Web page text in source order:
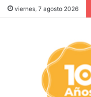
viernes, 7 agosto 2026